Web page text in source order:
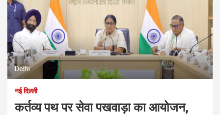
Delhi
नई दिल्ली
कर्तव्य पथ पर सेवा पखवाड़ा का आयोजन,